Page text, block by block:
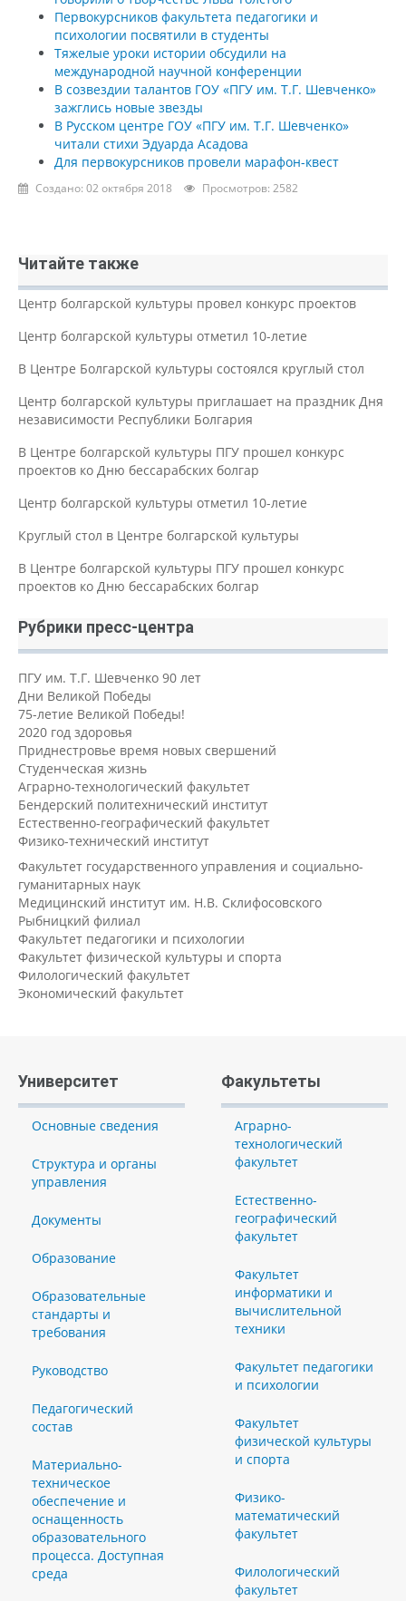
Первокурсников факультета педагогики и
психологии посвятили в студенты
Тяжелые уроки истории обсудили на
международной научной конференции
В созвездии талантов ГОУ «ПГУ им. Т.Г. Шевченко»
зажглись новые звезды
В Русском центре ГОУ «ПГУ им. Т.Г. Шевченко»
читали стихи Эдуарда Асадова
Для первокурсников провели марафон-квест
Создано: 02 октября 2018 Просмотров: 2582
Читайте также
Центр болгарской культуры провел конкурс проектов
Центр болгарской культуры отметил 10-летие
В Центре Болгарской культуры состоялся круглый стол
Центр болгарской культуры приглашает на праздник Дня
независимости Республики Болгария
В Центре болгарской культуры ПГУ прошел конкурс
проектов ко Дню бессарабских болгар
Центр болгарской культуры отметил 10-летие
Круглый стол в Центре болгарской культуры
В Центре болгарской культуры ПГУ прошел конкурс
проектов ко Дню бессарабских болгар
Рубрики пресс-центра
ПГУ им. Т.Г. Шевченко 90 лет
Дни Великой Победы
75-летие Великой Победы!
2020 год здоровья
Приднестровье время новых свершений
Студенческая жизнь
Аграрно-технологический факультет
Бендерский политехнический институт
Естественно-географический факультет
Физико-технический институт
Факультет государственного управления и социально-
гуманитарных наук
Медицинский институт им. Н.В. Склифосовского
Рыбницкий филиал
Факультет педагогики и психологии
Факультет физической культуры и спорта
Филологический факультет
Экономический факультет
Университет
Основные сведения
Структура и органы
управления
Документы
Образование
Образовательные
стандарты и
требования
Руководство
Педагогический
состав
Материально-
техническое
обеспечение и
оснащенность
образовательного
процесса. Доступная
среда
Факультеты
Аграрно-
технологический
факультет
Естественно-
географический
факультет
Факультет
информатики и
вычислительной
техники
Факультет педагогики
и психологии
Факультет
физической культуры
и спорта
Физико-
математический
факультет
Филологический
факультет